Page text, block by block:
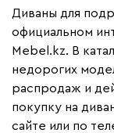
Диваны для
официальном
Mebel.kz. В
недорогих
распродаж и
покупку на
сайте или по